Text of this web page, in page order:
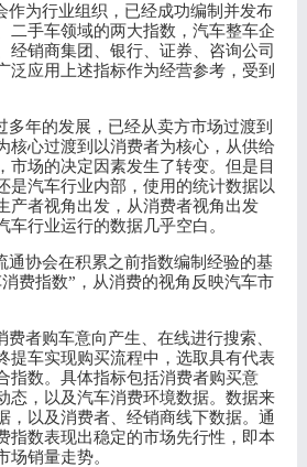
作为行业组织，已经成功编制并发布
二手车领域的两大指数，汽车整车企
经销商集团、银行、证券、咨询公司
泛应用上述指标作为经营参考，受到
多年的发展，已经从卖方市场过渡到
核心过渡到以消费者为核心，从供给
市场的决定因素发生了转变。但是目
是汽车行业内部，使用的统计数据以
产者视角出发，从消费者视角出发
车行业运行的数据几乎空白。
通协会在积累之前指数编制经验的基
费指数”，从消费的视角反映汽车市
费者购车意向产生、在线进行搜索、
提车实现购买流程中，选取具有代表
指数。具体指标包括消费者购买意
态，以及汽车消费环境数据。数据来
，以及消费者、经销商线下数据。通
指数表现出稳定的市场先行性，即本
场销量走势。